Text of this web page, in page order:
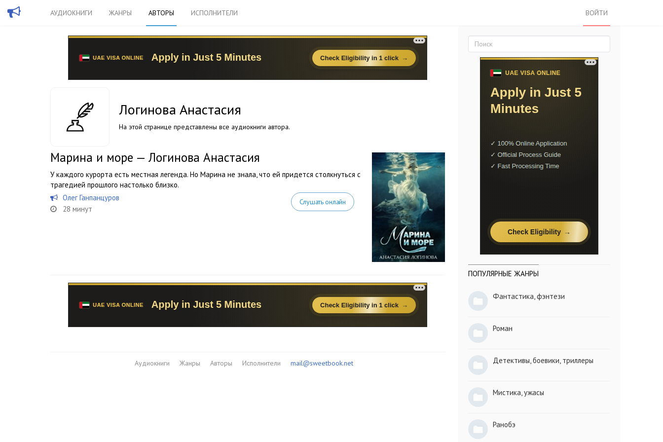
АУДИОКНИГИ ЖАНРЫ АВТОРЫ ИСПОЛНИТЕЛИ ВОЙТИ
Логинова Анастасия
На этой странице представлены все аудиокниги автора.
Марина и море — Логинова Анастасия
У каждого курорта есть местная легенда. Но Марина не знала, что ей придется столкнуться с
трагедией прошлого настолько близко.
Олег Ганпанцуров
28 минут
Слушать онлайн
Аудиокниги Жанры Авторы Исполнители mail@sweetbook.net
ПОПУЛЯРНЫЕ ЖАНРЫ
Фантастика, фэнтези
Роман
Детективы, боевики, триллеры
Мистика, ужасы
Ранобэ